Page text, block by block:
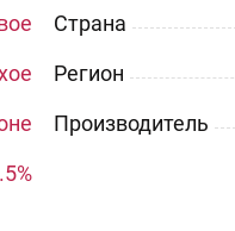
Страна
Регион
Производитель